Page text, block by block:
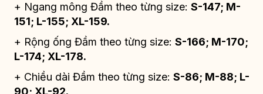
+ Ngang mông Đầm theo từng size:S-147; M-
151; L-155; XL-159.
+ Rộng ống Đầm theo từng size:S-166; M-170;
L-174; XL-178.
+ Chiều dài Đầm theo từng size:S-86; M-88; L-
90; XL-92.